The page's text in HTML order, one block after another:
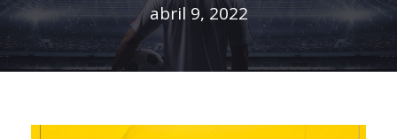
abril 9, 2022